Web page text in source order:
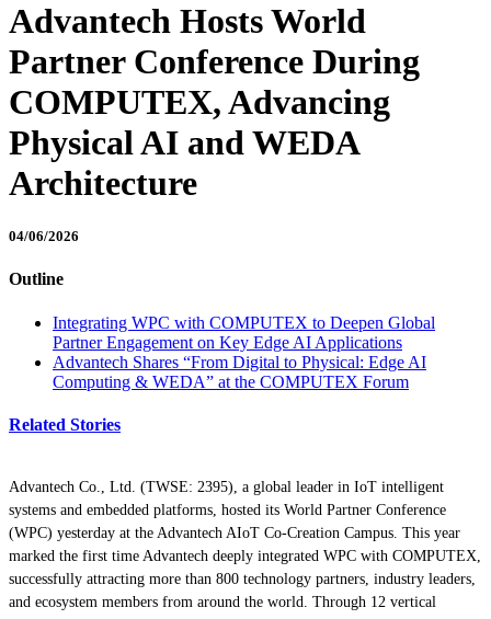
Advantech Hosts World
Partner Conference During
COMPUTEX, Advancing
Physical AI and WEDA
Architecture
04/06/2026
Outline
Integrating WPC with COMPUTEX to Deepen Global
Partner Engagement on Key Edge AI Applications
Advantech Shares “From Digital to Physical: Edge AI
Computing & WEDA” at the COMPUTEX Forum
Related Stories
Advantech Co., Ltd. (TWSE: 2395), a global leader in IoT intelligent
systems and embedded platforms, hosted its World Partner Conference
(WPC) yesterday at the Advantech AIoT Co-Creation Campus. This year
marked the first time Advantech deeply integrated WPC with COMPUTEX,
successfully attracting more than 800 technology partners, industry leaders,
and ecosystem members from around the world. Through 12 vertical